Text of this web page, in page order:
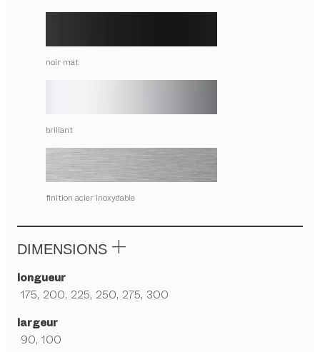
noir mat
brillant
finition acier inoxydable
DIMENSIONS
longueur
175, 200, 225, 250, 275, 300
largeur
90, 100